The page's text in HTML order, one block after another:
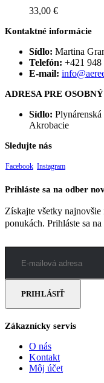
33,00 €
Kontaktné informácie
Sídlo: Martina
Telefón: +421 948
E-mail:
ADRESA PRE
Sídlo:
Akrobacie
Sledujte nás
Facebook Instagram
Prihláste sa na odber
Získajte všetky
ponukách. Prihláste sa
Zákaznícky servis
O nás
Kontakt
Môj účet